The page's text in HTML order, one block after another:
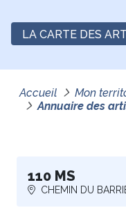
LA CARTE DES
Accueil Mon
Annuaire des
110 MS
CHEMIN DU